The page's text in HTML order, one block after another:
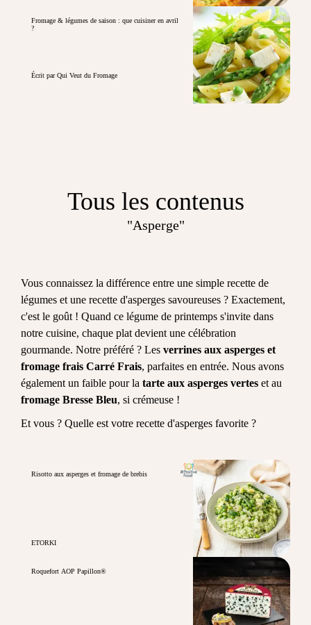
Fromage & légumes de saison : que cuisiner en avril
?
Écrit par Qui Veut du Fromage
Tous les contenus
"Asperge"
Vous connaissez la différence entre une simple recette de
légumes et une recette d'asperges savoureuses ? Exactement,
c'est le goût ! Quand ce légume de printemps s'invite dans
notre cuisine, chaque plat devient une célébration
gourmande. Notre préféré ? Les verrines aux asperges et
fromage frais Carré Frais, parfaites en entrée. Nous avons
également un faible pour la tarte aux asperges vertes et au
fromage Bresse Bleu, si crémeuse !
Et vous ? Quelle est votre recette d'asperges favorite ?
Risotto aux asperges et fromage de brebis
ETORKI
Roquefort AOP Papillon®